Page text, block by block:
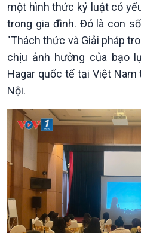
Giới thiệu
một hình thức kỷ luật có
trong gia đình. Đó là con
"Thách thức và Giải pháp
chịu ảnh hưởng của bạo
Hagar quốc tế tại Việt
Nội.